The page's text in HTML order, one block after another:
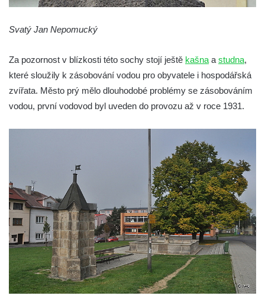
Socha Tygr v ZOO Leipzig
Socha Atlet v ZOO Leipzig
Busta Karla Maxe Schneidera v ZOO
Leipzig
Socha Iásón v ZOO Leipzig
Socha Mladý slon v ZOO Leipzig
Socha Uprchlý otrok bojuje s divokým psem
v ZOO Dresden
Socha krokodýla v ZOO Dresden
Socha slona v ZOO Dresden
Socha Faun s medvíďaty v ZOO Dresden
Socha divokého prasete před vstupem do
ZOO Dresden
Socha světce severně od Lužce nad
Vltavou
Svatý Jan Nepomucký
Za pozornost v blízkosti této sochy stojí ještě kašna a studna,
které sloužily k zásobování vodou pro obyvatele i hospodářská
zvířata. Město prý mělo dlouhodobé problémy se zásobováním
vodou, první vodovod byl uveden do provozu až v roce 1931.